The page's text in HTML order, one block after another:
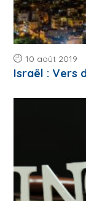
10 août 2019
Israël : Vers